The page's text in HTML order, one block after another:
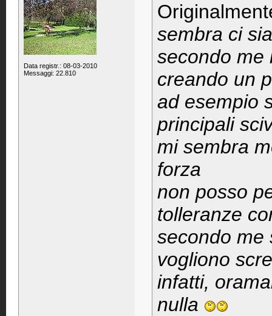
Data registr.: 08-03-2010
Messaggi: 22.810
sembra ci
secondo me
creando un
ad esempio
principali
mi sembra
forza
non posso
tolleranze
secondo me
vogliono
infatti,
nulla